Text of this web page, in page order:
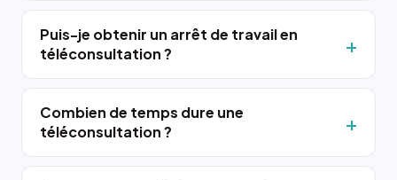
Puis-je obtenir un arrêt de travail en
téléconsultation ?
Combien de temps dure une
téléconsultation ?